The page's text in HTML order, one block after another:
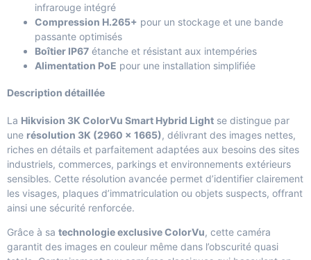
infrarouge intégré
Compression H.265+ pour un stockage et une bande
passante optimisés
Boîtier IP67 étanche et résistant aux intempéries
Alimentation PoE pour une installation simplifiée
Description détaillée
La Hikvision 3K ColorVu Smart Hybrid Light se distingue par
une résolution 3K (2960 x 1665), délivrant des images nettes,
riches en détails et parfaitement adaptées aux besoins des sites
industriels, commerces, parkings et environnements extérieurs
sensibles. Cette résolution avancée permet d’identifier clairement
les visages, plaques d’immatriculation ou objets suspects, offrant
ainsi une sécurité renforcée.
Grâce à sa technologie exclusive ColorVu, cette caméra
garantit des images en couleur même dans l’obscurité quasi